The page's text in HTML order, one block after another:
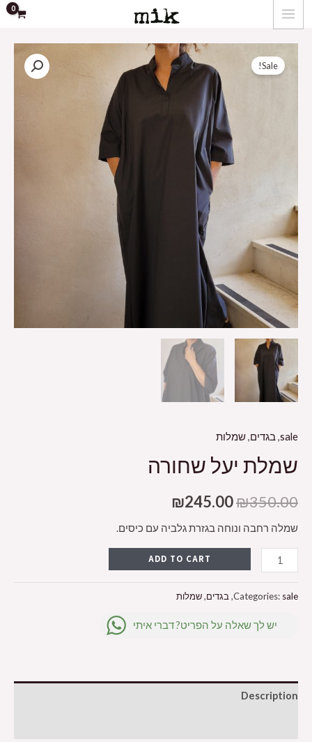
דילוג
לתוכן
MAIN
Sale!
sale
,בגדים,שמלות
שמלת יעל שחורה
₪350.00
₪245.00
שמלה רחבה ונוחה בגזרת גלביה עם כיסים.
יעל
ADD TO CART
Categories: sale
, בגדים,שמלות
יש לך שאלה על הפריט? דברי איתי
Description